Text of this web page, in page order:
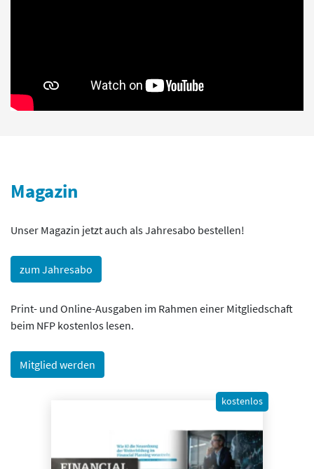
Magazin
Unser Magazin jetzt auch als Jahresabo bestellen!
zum Jahresabo
Print- und Online-Ausgaben im Rahmen einer Mitgliedschaft
beim NFP kostenlos lesen.
Mitglied werden
kostenlos